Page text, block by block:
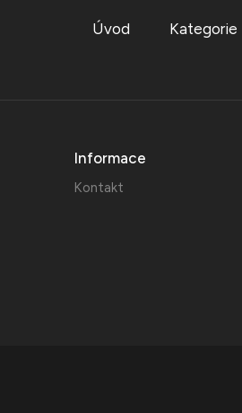
Úvod Kategorie
Informace
Kontakt